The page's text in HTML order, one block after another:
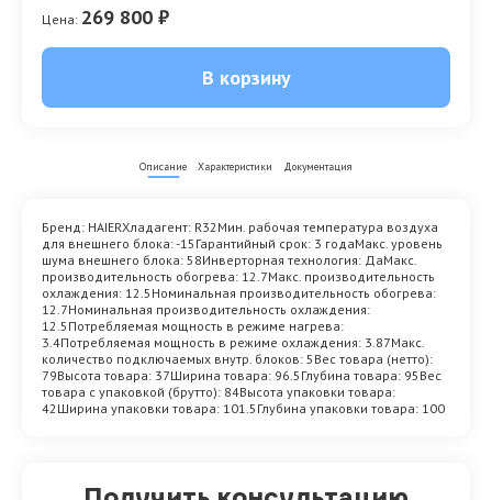
Цена: 269 800 ₽
В корзину
Описание Характеристики Документация
Бренд: HAIERХладагент: R32Мин. рабочая температура воздуха
для внешнего блока: -15Гарантийный срок: 3 годаМакс. уровень
шума внешнего блока: 58Инверторная технология: ДаМакс.
производительность обогрева: 12.7Макс. производительность
охлаждения: 12.5Номинальная производительность обогрева:
12.7Номинальная производительность охлаждения:
12.5Потребляемая мощность в режиме нагрева:
3.4Потребляемая мощность в режиме охлаждения: 3.87Макс.
количество подключаемых внутр. блоков: 5Вес товара (нетто):
79Высота товара: 37Ширина товара: 96.5Глубина товара: 95Вес
товара с упаковкой (брутто): 84Высота упаковки товара:
42Ширина упаковки товара: 101.5Глубина упаковки товара: 100